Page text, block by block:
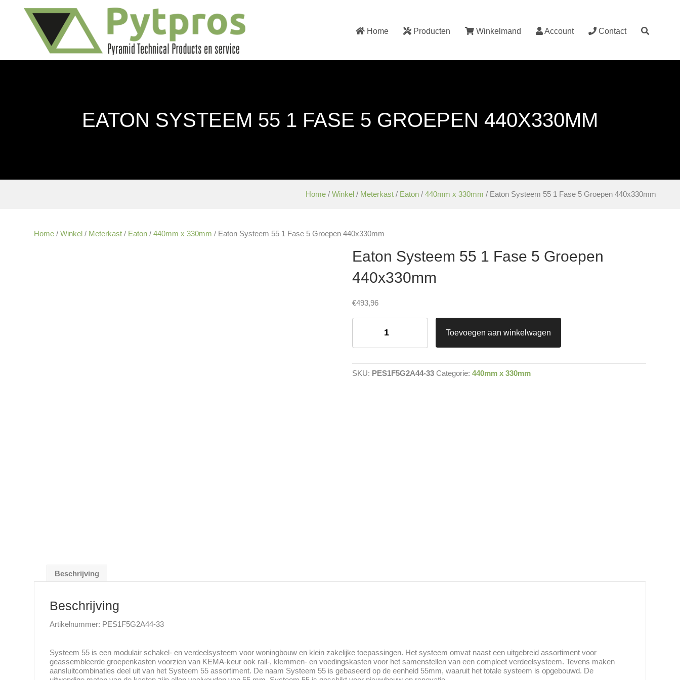
Home Producten Winkelmand Account Contact
EATON SYSTEEM 55 1 FASE 5 GROEPEN 440X330MM
Home / Winkel / Meterkast / Eaton / 440mm x 330mm / Eaton Systeem 55 1 Fase 5 Groepen 440x330mm
Home /Winkel / Meterkast / Eaton /440mm x 330mm / Eaton Systeem 55 1 Fase 5 Groepen 440x330mm
Eaton Systeem 55 1 Fase 5 Groepen
440x330mm
€493,96
Eaton
1
Groepen
Toevoegen aan winkelwagen
SKU: PES1F5G2A44-33 Categorie:440mm x 330mm
Beschrijving
Beschrijving
Artikelnummer: PES1F5G2A44-33
Systeem 55 is een modulair schakel- en verdeelsysteem voor woningbouw en klein zakelijke toepassingen. Het systeem omvat naast een uitgebreid assortiment voor
geassembleerde groepenkasten voorzien van KEMA-keur ook rail-, klemmen- en voedingskasten voor het samenstellen van een compleet verdeelsysteem. Tevens maken
aansluitcombinaties deel uit van het Systeem 55 assortiment. De naam Systeem 55 is gebaseerd op de eenheid 55mm, waaruit het totale systeem is opgebouwd. De